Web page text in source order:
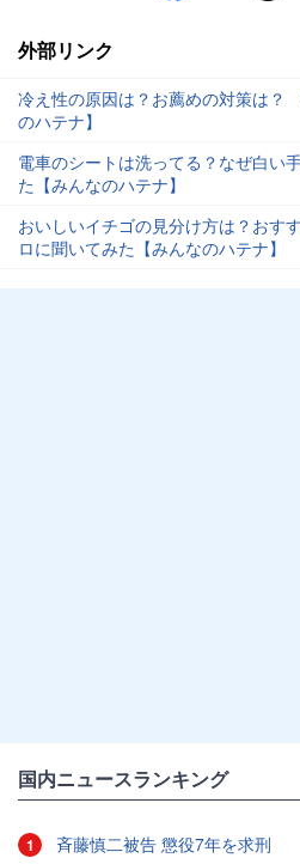
外部リンク
冷え性の原因は？お薦めの対策は
のハテナ】
電車のシートは洗ってる？なぜ白
た【みんなのハテナ】
おいしいイチゴの見分け方は？お
ロに聞いてみた【みんなのハテナ】
国内ニュースランキング
1 斉藤慎二被告 懲役7年を求刑